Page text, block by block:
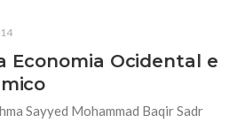
Economia Ocidental e
Sayyed Mohammad Baqir Sadr